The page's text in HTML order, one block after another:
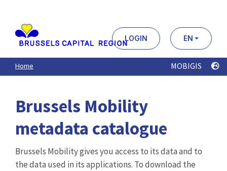
contenu
principal
LOGIN EN
Home MOBIGIS
Brussels Mobility
metadata catalogue
Brussels Mobility gives you access to its data and to
the data used in its applications. To download the